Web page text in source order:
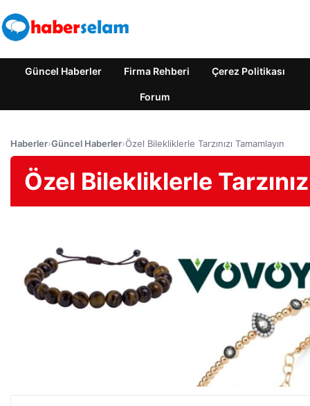
Güncel Haberler Firma Rehberi Çerez Politikası
Forum
Haberler›Güncel Haberler›Özel Bilekliklerle Tarzınızı Tamamlayın
Özel Bilekliklerle